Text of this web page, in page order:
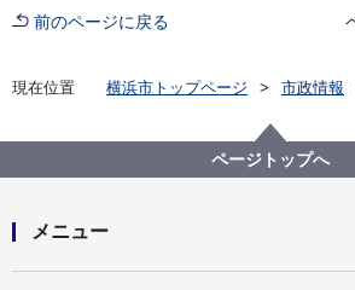
前のページに戻る
現在位置 横浜市トップページ
市政情報
脱炭素・GREEN×EXPO推進局
記者発表 2025年度
GREEN×EXPO 2027最先端の環
ページトップへ
メニュー